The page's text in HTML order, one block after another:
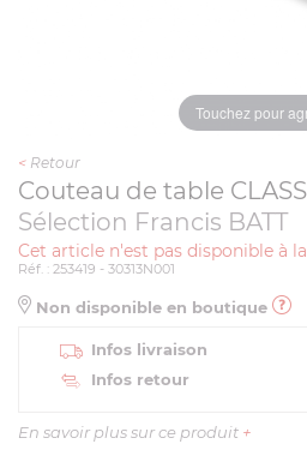
Touchez pour
< Retour
Couteau de table
Sélection Francis BATT
Cet article n'est pas disponible à
Réf. : 253419 - 30313N001
Non disponible en boutique
Infos livraison
Infos retour
En savoir plus sur ce produit +